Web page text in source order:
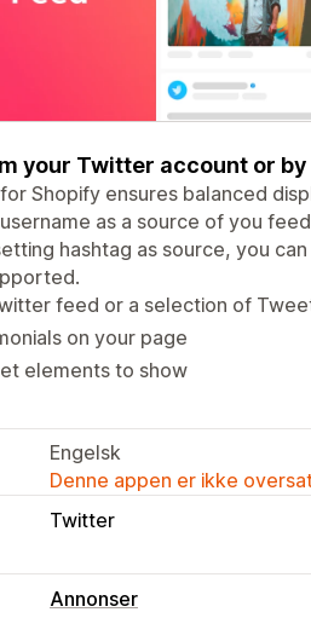
your Twitter account or
Shopify ensures balanced
as a source of you
hashtag as source, you
feed or a selection of
on your page
elements to show
Engelsk
Denne appen er ikke
Twitter
Annonser